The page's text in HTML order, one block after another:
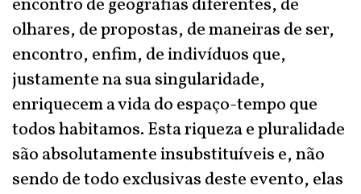
encontro de geografias diferentes, de
olhares, de propostas, de maneiras de ser,
encontro, enfim, de indivíduos que,
justamente na sua singularidade,
enriquecem a vida do espaço-tempo que
todos habitamos. Esta riqueza e pluralidade
são absolutamente insubstituíveis e, não
sendo de todo exclusivas deste evento, elas